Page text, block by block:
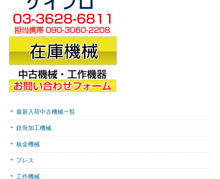
最新入荷中古機械一覧
鉄骨加工機械
板金機械
プレス
工作機械